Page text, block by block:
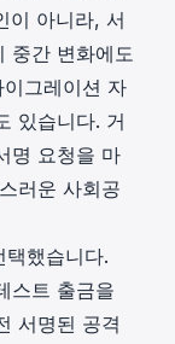
이 아니라, 서
중간 변화에도
그레이션 자
있습니다. 거
명 요청을 마
러운 사회공
했습니다.
스트 출금을
서명된 공격